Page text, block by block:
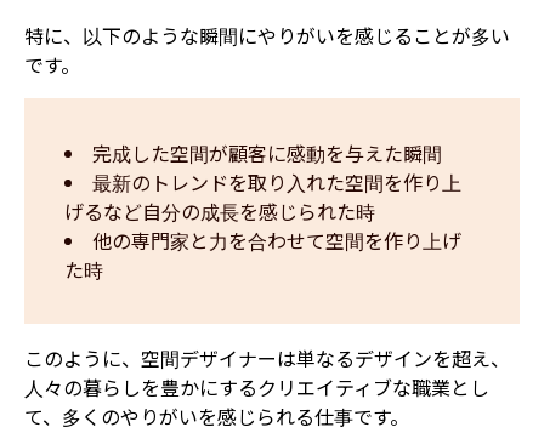
特に、以下のような瞬間にやりがいを感じることが多い
です。
完成した空間が顧客に感動を与えた瞬間
最新のトレンドを取り入れた空間を作り上
げるなど自分の成長を感じられた時
他の専門家と力を合わせて空間を作り上げ
た時
このように、空間デザイナーは単なるデザインを超え、
人々の暮らしを豊かにするクリエイティブな職業とし
て、多くのやりがいを感じられる仕事です。